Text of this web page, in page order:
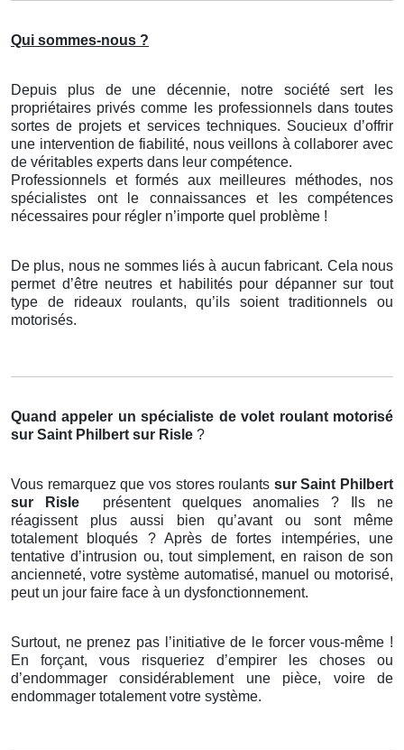
Qui sommes-nous ?
Depuis plus de une décennie, notre société sert les
propriétaires privés comme les professionnels dans toutes
sortes de projets et services techniques. Soucieux d’offrir
une intervention de fiabilité, nous veillons à collaborer avec
de véritables experts dans leur compétence.
Professionnels et formés aux meilleures méthodes, nos
spécialistes ont le connaissances et les compétences
nécessaires pour régler n’importe quel problème !
De plus, nous ne sommes liés à aucun fabricant. Cela nous
permet d’être neutres et habilités pour dépanner sur tout
type de rideaux roulants, qu’ils soient traditionnels ou
motorisés.
Quand appeler un spécialiste de volet roulant motorisé
sur Saint Philbert sur Risle ?
Vous remarquez que vos stores roulants sur Saint Philbert
sur Risle
présentent quelques anomalies ? Ils ne
réagissent plus aussi bien qu’avant ou sont même
totalement bloqués ? Après de fortes intempéries, une
tentative d’intrusion ou, tout simplement, en raison de son
ancienneté, votre système automatisé, manuel ou motorisé,
peut un jour faire face à un dysfonctionnement.
Surtout, ne prenez pas l’initiative de le forcer vous-même !
En forçant, vous risqueriez d’empirer les choses ou
d’endommager considérablement une pièce, voire de
endommager totalement votre système.